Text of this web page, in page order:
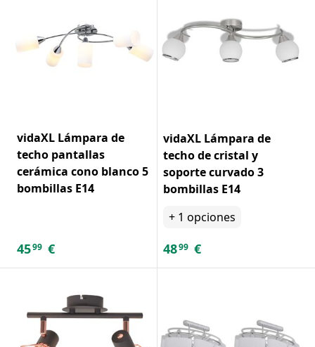
vidaXL Lámpara de
techo pantallas
cerámica cono blanco 5
bombillas E14
4599 €
vidaXL Lámpara de
techo de cristal y
soporte curvado 3
bombillas E14
+ 1 opciones
4899 €